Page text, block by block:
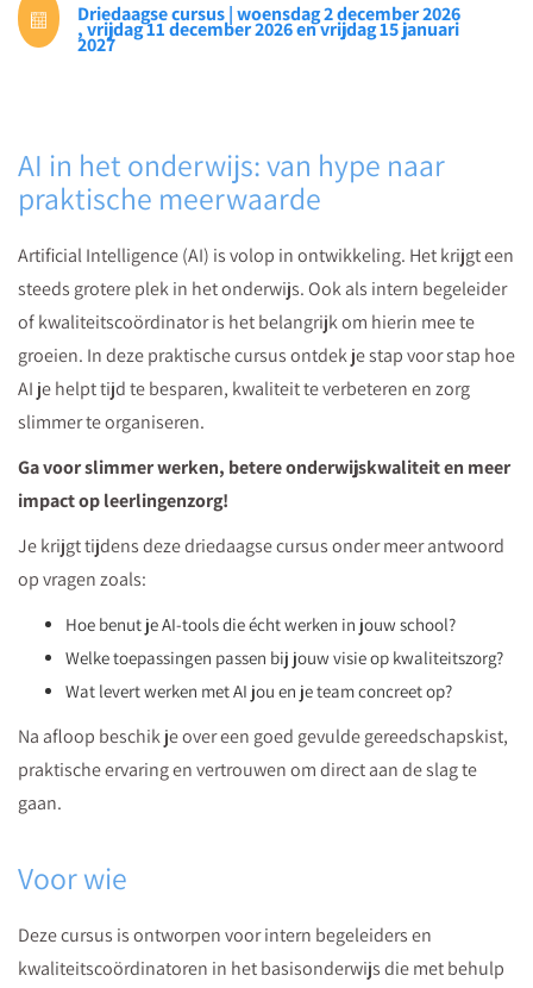
direct
jouw
werk.
<br/>Download
het
document
ervaar
hoe
met
behulp
van
overzicht
kunt
werken.
Driedaagse cursus | woensdag 2 december 2026
, vrijdag 11 december 2026 en vrijdag 15 januari
2027
AI in het onderwijs: van hype naar
praktische meerwaarde
Artificial Intelligence (AI) is volop in ontwikkeling. Het krijgt een
steeds grotere plek in het onderwijs. Ook als intern begeleider
of kwaliteitscoördinator is het belangrijk om hierin mee te
groeien. In deze praktische cursus ontdek je stap voor stap hoe
AI je helpt tijd te besparen, kwaliteit te verbeteren en zorg
slimmer te organiseren.
Ga voor slimmer werken, betere onderwijskwaliteit en meer
impact op leerlingenzorg!
Je krijgt tijdens deze driedaagse cursus onder meer antwoord
op vragen zoals:
Hoe benut je AI-tools die écht werken in jouw school?
Welke toepassingen passen bij jouw visie op kwaliteitszorg?
Wat levert werken met AI jou en je team concreet op?
Na afloop beschik je over een goed gevulde gereedschapskist,
praktische ervaring en vertrouwen om direct aan de slag te
gaan.
Voor wie
Deze cursus is ontworpen voor intern begeleiders en
kwaliteitscoördinatoren in het basisonderwijs die met behulp